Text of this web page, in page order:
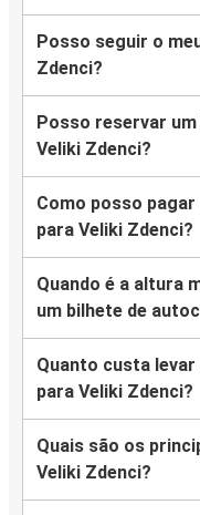
Posso seguir o
Zdenci?
Posso reservar
Veliki Zdenci?
Como posso
para Veliki Zdenci?
Quando é a altura
um bilhete de
Quanto custa
para Veliki Zdenci?
Quais são os
Veliki Zdenci?